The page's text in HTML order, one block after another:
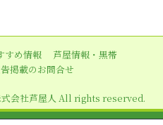
すめ情報
芦屋情報・黒帯
掲載のお問合せ
会社芦屋人 All rights reserved.